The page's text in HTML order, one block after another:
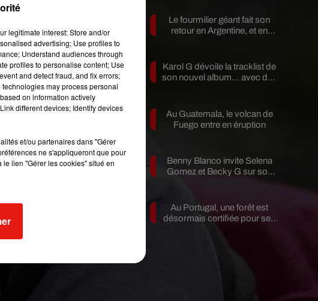
! ». Elle
aussi de
alors que
Elle restera
plus
à
Le fourmilier géant fait son
retour en Argentine, et en
Karol G dévoile la tracklist de
son nouvel album… avec des
Au Guatemala, le volcan de
Fuego entre en éruption
Benny Blanco invite Selena
Gomez et Becky G sur son
Au Portugal, une forêt est
désormais certifiée pour ses
legitimate interest: Store and/or
advertising; Use profiles to
Understand audiences through
profiles to personalise content; Use
and detect fraud, and fix errors;
may process personal
on information actively
different devices; Identify devices
et/ou partenaires dans "Gérer
ne s'appliqueront que pour
lien "Gérer les cookies" situé en